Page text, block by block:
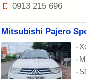
0913 215 696
Mitsubishi Pajero